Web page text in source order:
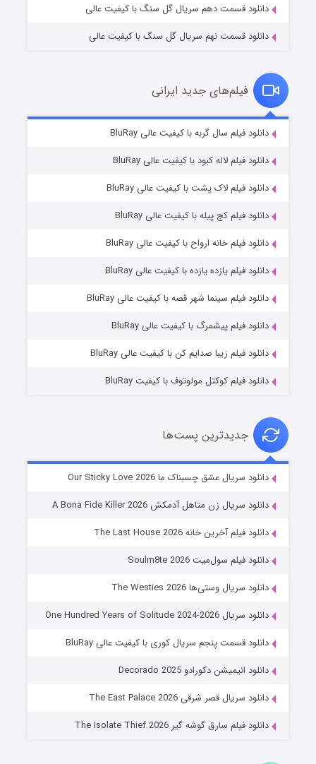
قسمت۶ (زیرنویس) منتشر شد
شوهر
عملیات آپارتمان
قسمت۲ (زیرنویس) منتشر شد
دانلود قسمت دهم سریال گل سنگ با کیفیت عالی
دانلود قسمت نهم سریال گل سنگ با کیفیت عالی
فیلم‌های جدید ایرانی
دانلود فیلم سال گربه با کیفیت عالی BluRay
دانلود فیلم لاله کبود با کیفیت عالی BluRay
دانلود فیلم لاک پشت با کیفیت عالی BluRay
دانلود فیلم کج‌ پیله با کیفیت عالی BluRay
دانلود فیلم خانه ارواح با کیفیت عالی BluRay
دانلود فیلم یازده یازده با کیفیت عالی BluRay
دانلود فیلم سینما شهر قصه با کیفیت عالی BluRay
دانلود فیلم پیشمرگ با کیفیت عالی BluRay
دانلود فیلم زیبا صدایم کن با کیفیت عالی BluRay
دانلود فیلم کوکتل مولوتوف با کیفیت BluRay
جدیدترین پست‌ها
دانلود سریال عشق چسبناک ما Our Sticky Love 2026
دانلود سریال زن متاهل آدمکش A Bona Fide Killer 2026
دانلود فیلم آخرین خانه The Last House 2026
دانلود فیلم سول‌میت Soulm8te 2026
دانلود سریال وستی‌ها The Westies 2026
دانلود سریال One Hundred Years of Solitude 2024-2026
دانلود قسمت پنجم سریال کوری با کیفیت عالی BluRay
دانلود انیمیشن دکورادو Decorado 2025
دانلود سریال قصر شرقی The East Palace 2026
دانلود فیلم سارق گوشه گیر The Isolate Thief 2026